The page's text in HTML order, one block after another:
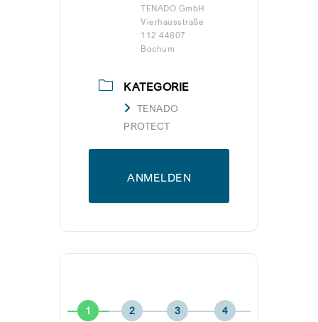
TENADO GmbH
Vierhausstraße
112 44807
Bochum
KATEGORIE
TENADO
PROTECT
ANMELDEN
1 2 3 4